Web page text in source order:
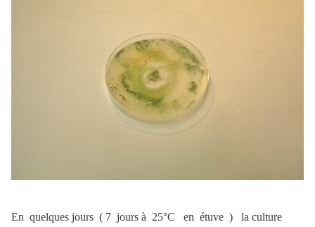
En quelques jours ( 7 jours à 25°C en étuve ) la culture